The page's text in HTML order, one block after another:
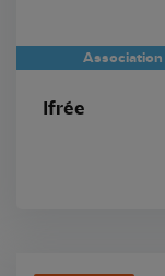
Association
Ifrée